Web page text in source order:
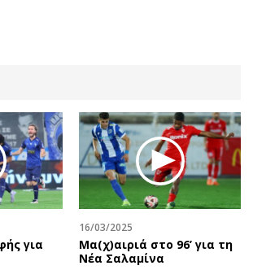
ΣΥΝΔΕΣΗ
Απόψεις
Αρθρογραφία
The Hill
Υγεία
Αγγελίες
για
16/03/2025
Μα(χ)αιριά στο 96’ για τη
Νέα Σαλαμίνα